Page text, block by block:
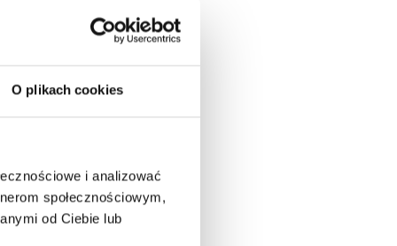
O plikach cookies
i analizować
społecznościowym,
od Ciebie lub